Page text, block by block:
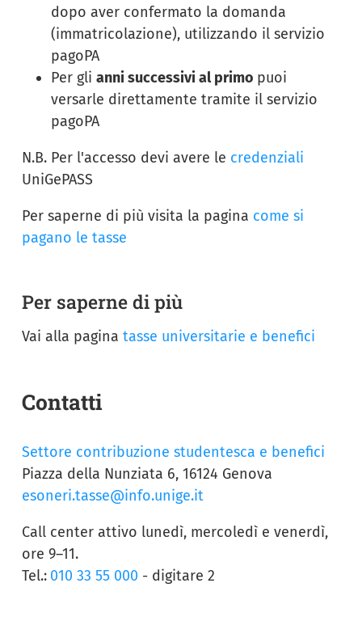
dopo aver confermato la domanda
(immatricolazione), utilizzando il servizio
pagoPA
Per gli anni successivi al primo puoi
versarle direttamente tramite il servizio
pagoPA
N.B. Per l'accesso devi avere le credenziali
UniGePASS
Per saperne di più visita la pagina come si
pagano le tasse
Per saperne di più
Vai alla pagina tasse universitarie e benefici
Contatti
Settore contribuzione studentesca e benefici
Piazza della Nunziata 6, 16124 Genova
esoneri.tasse@info.unige.it
Call center attivo lunedì, mercoledì e venerdì,
ore 9–11.
Tel.: 010 33 55 000 - digitare 2